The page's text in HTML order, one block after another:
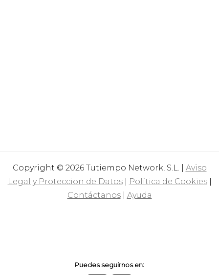
Copyright © 2026 Tutiempo Network, S.L. | Aviso
Legal y Proteccion de Datos| Política de Cookies|
Contáctanos| Ayuda
Puedes seguirnos en: